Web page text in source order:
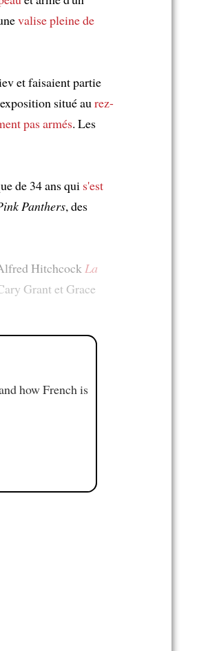
valisepleine de
et faisaient partie
situé aurez-
pas armés. Les
de 34 ans qui s'est
Panthers, des
HitchcockLa
Grant et Grace
how French is